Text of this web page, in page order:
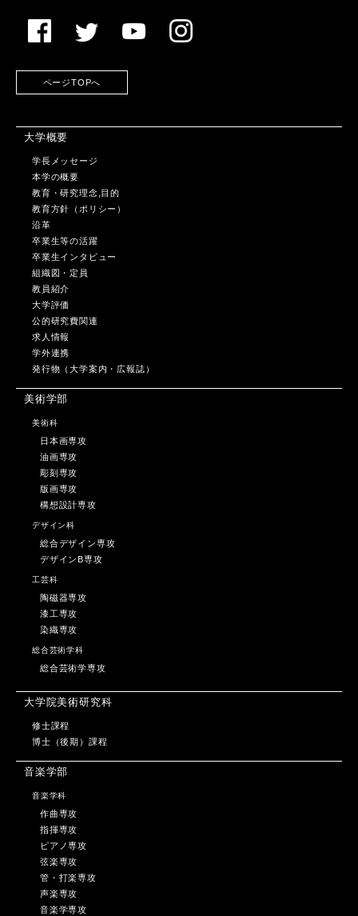
ページTOPへ
大学概要
学長メッセージ
本学の概要
教育・研究理念,目的
教育方針（ポリシー）
沿革
卒業生等の活躍
卒業生インタビュー
組織図・定員
教員紹介
大学評価
公的研究費関連
求人情報
学外連携
発行物（大学案内・広報誌）
美術学部
美術科
日本画専攻
油画専攻
彫刻専攻
版画専攻
構想設計専攻
デザイン科
総合デザイン専攻
デザインB専攻
工芸科
陶磁器専攻
漆工専攻
染織専攻
総合芸術学科
総合芸術学専攻
大学院美術研究科
修士課程
博士（後期）課程
音楽学部
音楽学科
作曲専攻
指揮専攻
ピアノ専攻
弦楽専攻
管・打楽専攻
声楽専攻
音楽学専攻